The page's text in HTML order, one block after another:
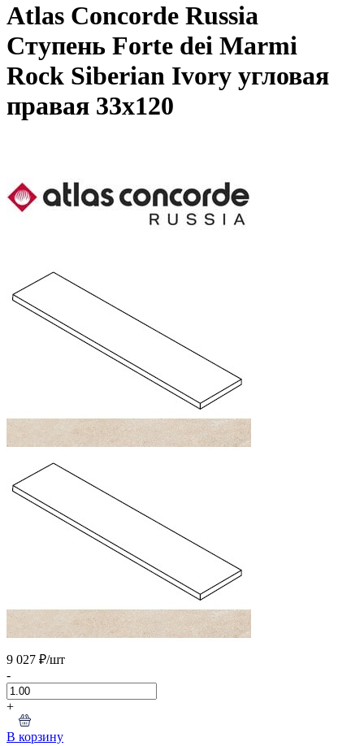
Atlas Concorde Russia
Ступень Forte dei Marmi
Rock Siberian Ivory угловая
правая 33x120
9 027 ₽/шт
-
+
В корзину